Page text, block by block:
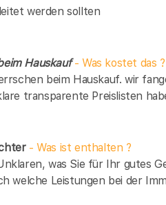
werden sollten
Hauskauf- Was kostet das ?
beim Hauskauf. wir
transparente Preislisten
- Was ist enthalten ?
was Sie für Ihr gutes
welche Leistungen bei der